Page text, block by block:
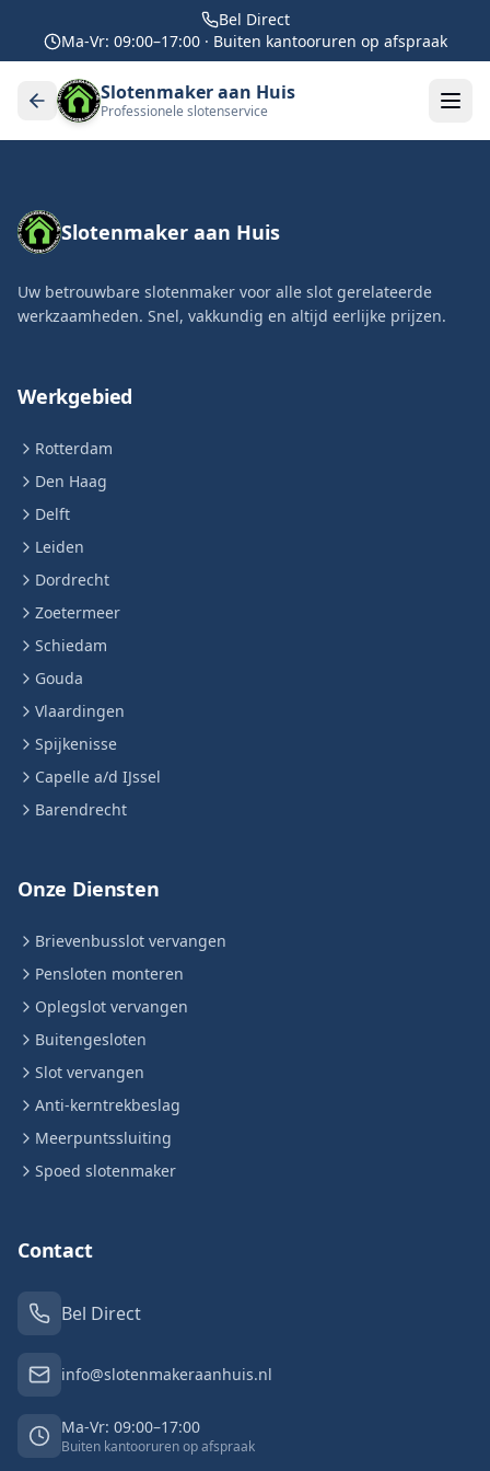
Bel Direct
Ma-Vr: 09:00–17:00 · Buiten kantooruren op afspraak
Slotenmaker aan Huis
Professionele slotenservice
Slotenmaker aan Huis
Uw betrouwbare slotenmaker voor alle slot gerelateerde
werkzaamheden. Snel, vakkundig en altijd eerlijke prijzen.
Werkgebied
Rotterdam
Den Haag
Delft
Leiden
Dordrecht
Zoetermeer
Schiedam
Gouda
Vlaardingen
Spijkenisse
Capelle a/d IJssel
Barendrecht
Onze Diensten
Brievenbusslot vervangen
Pensloten monteren
Oplegslot vervangen
Buitengesloten
Slot vervangen
Anti-kerntrekbeslag
Meerpuntssluiting
Spoed slotenmaker
Contact
Bel Direct
info@slotenmakeraanhuis.nl
Ma-Vr: 09:00–17:00
Buiten kantooruren op afspraak